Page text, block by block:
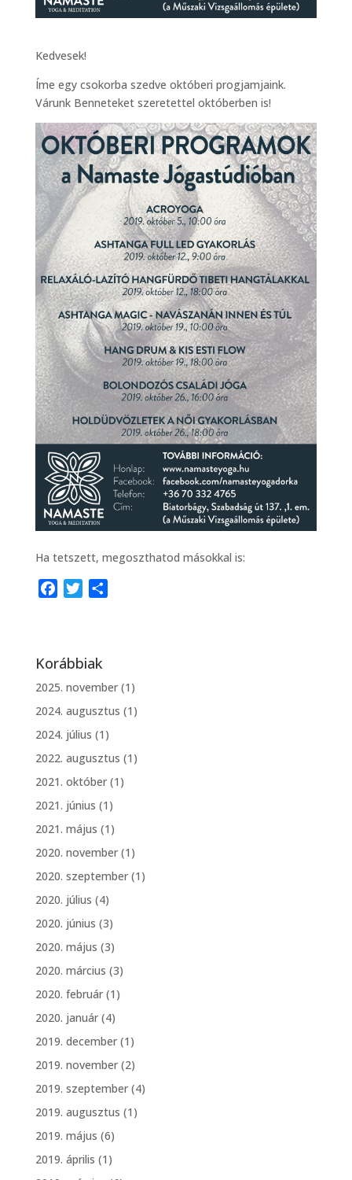
Kedvesek!
Íme egy csokorba szedve októberi progjamjaink.
Várunk Benneteket szeretettel októberben is!
Ha tetszett, megoszthatod másokkal is:
b
o
k
t
e
m
g
Korábbiak
2025. november(1)
2024. augusztus (1)
2024. július (1)
2022. augusztus (1)
2021. október(1)
2021. június (1)
2021. május (1)
2020. november(1)
2020. szeptember(1)
2020. július (4)
2020. június (3)
2020. május (3)
2020. március (3)
2020. február(1)
2020. január(4)
2019. december(1)
2019. november(2)
2019. szeptember(4)
2019. augusztus (1)
2019. május (6)
2019. április (1)